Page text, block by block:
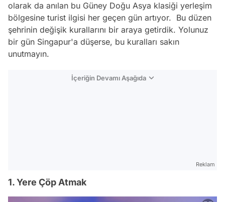
olarak da anılan bu Güney Doğu Asya klasiği yerleşim
bölgesine turist ilgisi her geçen gün artıyor. Bu düzen
şehrinin değişik kurallarını bir araya getirdik. Yolunuz
bir gün Singapur'a düşerse, bu kuralları sakın
unutmayın.
İçeriğin Devamı Aşağıda
Reklam
1. Yere Çöp Atmak